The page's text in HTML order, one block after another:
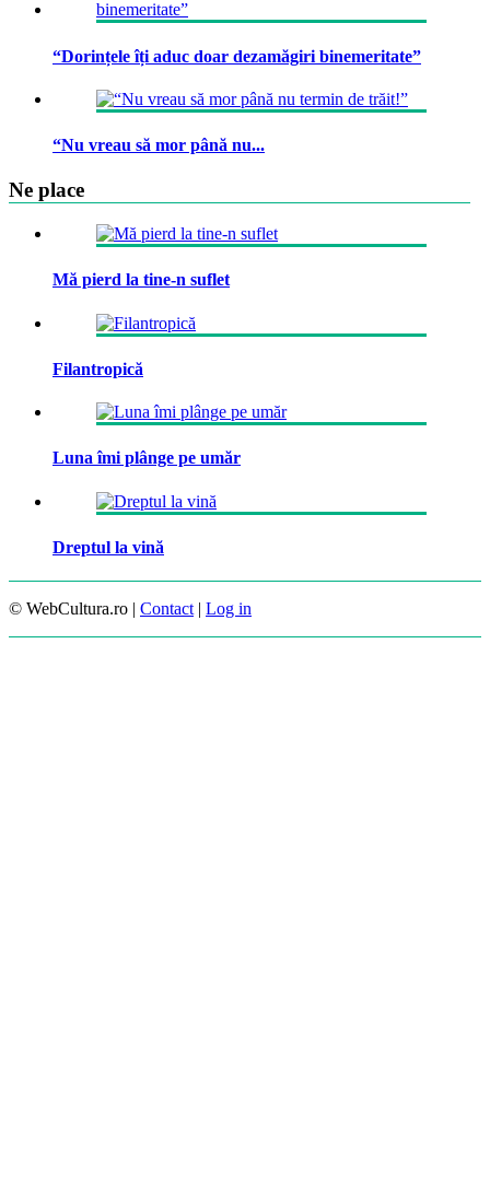
“Dorințele îți aduc doar dezamăgiri binemeritate”
“Nu vreau să mor până nu...
Ne place
Mă pierd la tine-n suflet
Filantropică
Luna îmi plânge pe umăr
Dreptul la vină
© WebCultura.ro | Contact | Log in